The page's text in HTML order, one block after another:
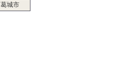
葛城市